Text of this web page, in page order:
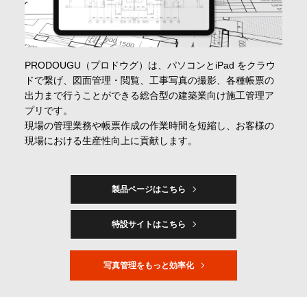
資料請求
マイページ
PRODOUGU（プロドウグ）は、パソコンとiPad をクラウ
ドで繋げ、図面管理・閲覧、工事写真の撮影、各種帳票の
出力まで行うことができる総合型の建築業向け施工管理ア
プリです。
現場の管理業務や帳票作成の作業時間を短縮し、お客様の
現場における生産性向上に貢献します。
製品ページはこちら
特設サイトはこちら
写真管理をもっと効率化